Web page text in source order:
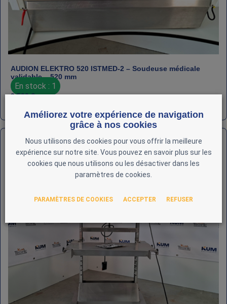
AUDION ELEKTRO 520 ISTMED‑2 – Soudeuse médicale
validable – 520 mm
En stock : 1
2 500€ HT
Améliorez votre expérience de navigation
grâce à nos cookies
Nous utilisons des cookies pour vous offrir la meilleure
expérience sur notre site. Vous pouvez en savoir plus sur les
cookies que nous utilisons ou les désactiver dans les
paramètres de cookies.
PARAMÈTRES DE COOKIES ACCEPTER REFUSER